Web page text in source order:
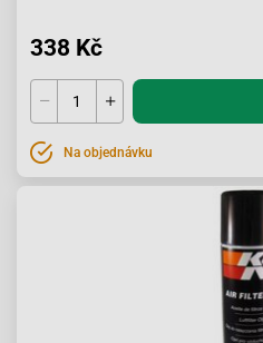
338 Kč
Na objednávku